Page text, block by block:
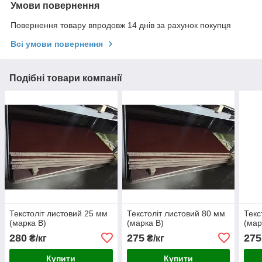
Умови повернення
Повернення товару впродовж 14 днів за рахунок покупця
Всі умови повернення
Подібні товари компанії
Текстоліт листовий 25 мм
(марка В)
280 ₴/кг
Купити
Текстоліт листовий 80 мм
(марка В)
275₴/кг
Купити
275